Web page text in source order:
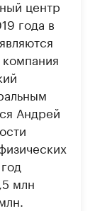
центр
года в
Андрей
млн